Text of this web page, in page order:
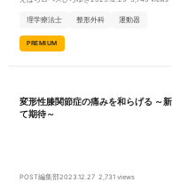
理学療法士 整形外科 運動器
PREMIUM
変形性膝関節症の痛みを和らげる ～
て期待～
POST編集部2023.12.27 2,731 views